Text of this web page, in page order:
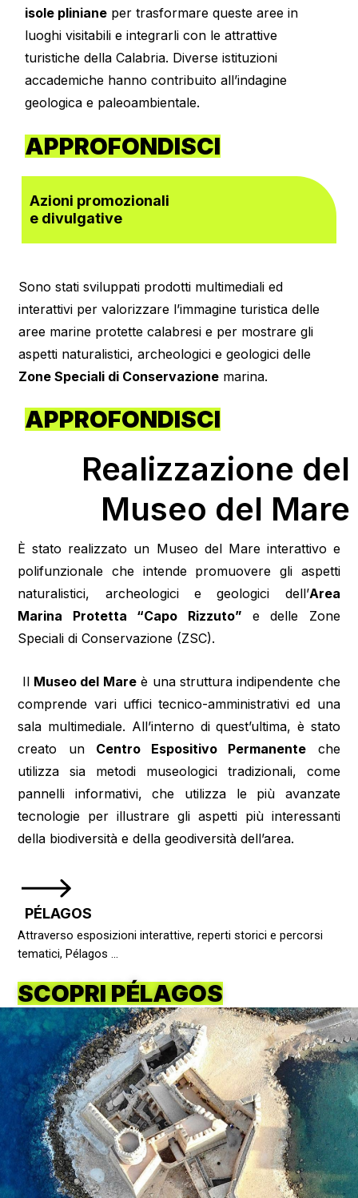
isole pliniane per trasformare queste aree in
luoghi visitabili e integrarli con le attrattive
turistiche della Calabria. Diverse istituzioni
accademiche hanno contribuito all’indagine
geologica e paleoambientale.
APPROFONDISCI
Azioni promozionali
e divulgative
Sono stati sviluppati prodotti multimediali ed
interattivi per valorizzare l’immagine turistica delle
aree marine protette calabresi e per mostrare gli
aspetti naturalistici, archeologici e geologici delle
Zone Speciali di Conservazionemarina.
APPROFONDISCI
Realizzazione del
Museo del Mare
È stato realizzato un Museo del Mare interattivo e
polifunzionale che intende promuovere gli aspetti
naturalistici, archeologici e geologici dell’Area
Marina Protetta “Capo Rizzuto” e delle Zone
Speciali di Conservazione (ZSC).
Il Museo del Mareè una struttura indipendente che
comprende vari uffici tecnico-amministrativi ed una
sala multimediale. All’interno di quest’ultima, è stato
creato un Centro Espositivo Permanente che
utilizza sia metodi museologici tradizionali, come
pannelli informativi, che utilizza le più avanzate
tecnologie per illustrare gli aspetti più interessanti
della biodiversità e della geodiversità dell’area.
PÉLAGOS
Attraverso esposizioni interattive, reperti storici e percorsi
tematici, Pélagos …
SCOPRI PÉLAGOS